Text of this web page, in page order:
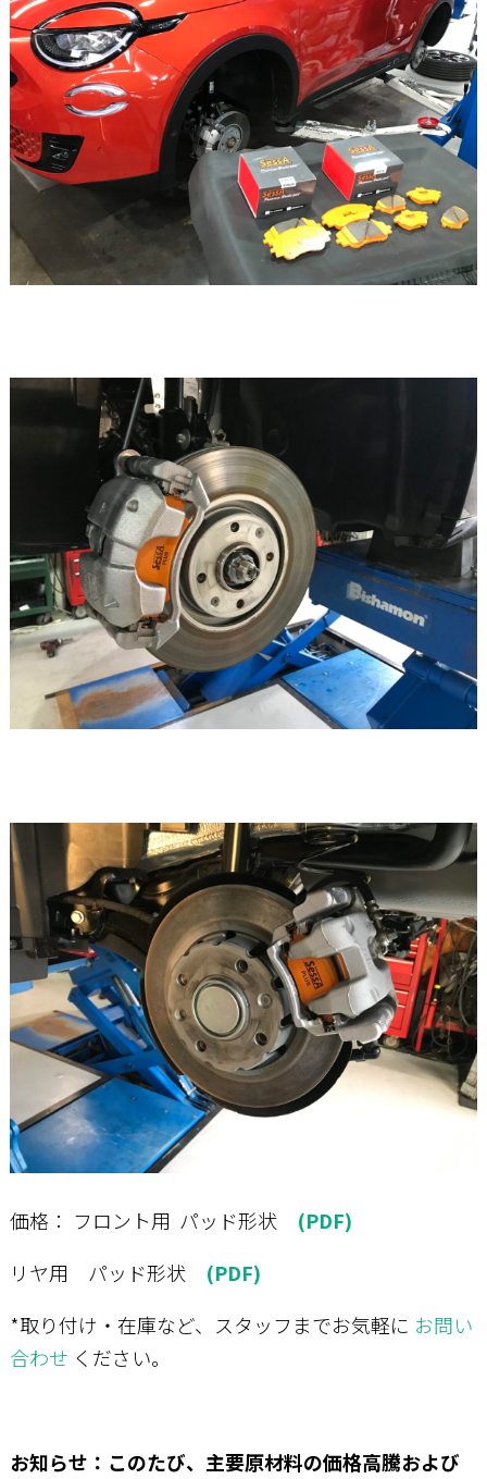
価格： フロント用 パッド形状
(PDF)
リヤ用 パッド形状
(PDF)
*取り付け・在庫など、スタッフまでお気軽に お問い
合わせ ください。
お知らせ：このたび、主要原材料の価格高騰および